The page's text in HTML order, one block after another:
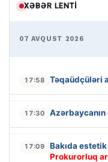
XƏBƏR LENTI
07 AVQUST 2026
17:58 Təqaüdçüləri
17:30 Azərbaycanın
17:09 Bakıda
Prokurorluq